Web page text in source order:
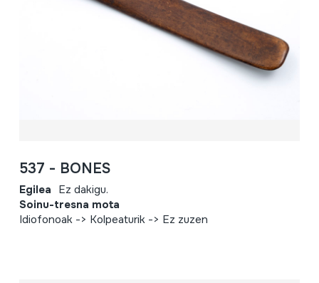
537 - BONES
Egilea Ez dakigu.
Soinu-tresna mota
Idiofonoak -> Kolpeaturik -> Ez zuzen